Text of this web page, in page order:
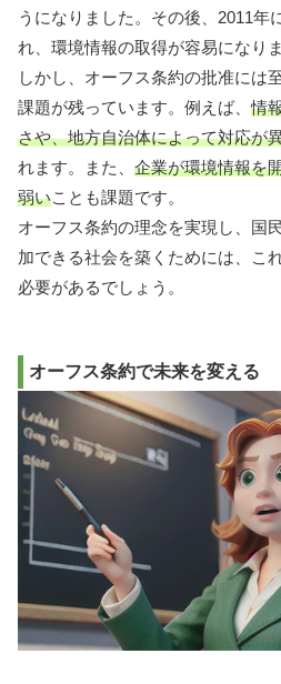
うになりました。その後、2011年
れ、環境情報の取得が容易になりま
しかし、オーフス条約の批准には
課題が残っています。例えば、情
さや、地方自治体によって対応が
れます。また、 企業が環境情報を
弱いことも課題です。
オーフス条約の理念を実現し、国
加できる社会を築くためには、こ
必要があるでしょう。
オーフス条約で未来を変える